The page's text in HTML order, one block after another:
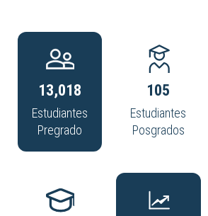
13,018
Estudiantes
Pregrado
105
Estudiantes
Posgrados